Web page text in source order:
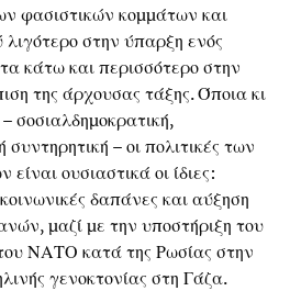
φασιστικών κομμάτων και
στην ύπαρξη ενός
κάτω και περισσότερο στην
της άρχουσας τάξης. Όποια κι
σοσιαλδημοκρατική,
– οι πολιτικές των
ουσιαστικά οι ίδιες:
δαπάνες και αύξηση
μαζί με την υποστήριξη του
ΝΑΤΟ κατά της Ρωσίας στην
γενοκτονίας στη Γάζα.